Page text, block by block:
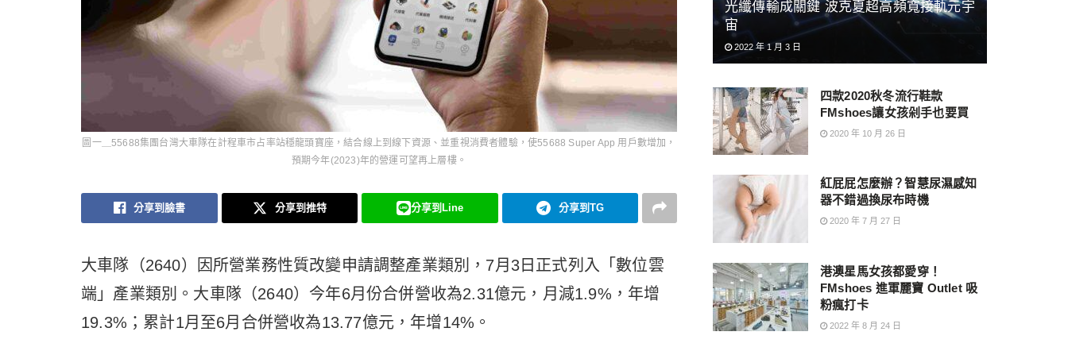
圖一＿55688集團台灣大車隊在計程車市占率站穩龍頭寶座，結合線上到線下資源、並重視消費者體驗，使55688 Super App 用戶數增加，
預期今年(2023)年的營運可望再上層樓。
分享到臉書 分享到推特 分享到Line 分享到TG
大車隊（2640）因所營業務性質改變申請調整產業類別，7月3日正式列入「數位雲
端」產業類別。大車隊（2640）今年6月份合併營收為2.31億元，月減1.9%，年增
19.3%；累計1月至6月合併營收為13.77億元，年增14%。
光纖傳輸成關鍵 波克夏超高頻寬接軌元宇
宙
2022 年 1 月 3 日
四款2020秋冬流行鞋款
FMshoes讓女孩剁手也要買
2020 年 10 月 26 日
紅屁屁怎麼辦？智慧尿濕感知
器不錯過換尿布時機
2020 年 7 月 27 日
港澳星馬女孩都愛穿！
FMshoes 進軍麗寶 Outlet 吸
粉瘋打卡
2022 年 8 月 24 日